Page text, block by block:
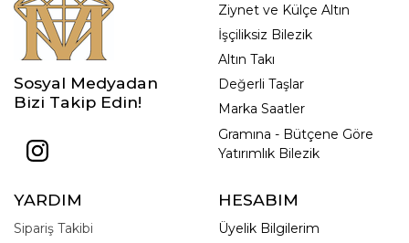
Sosyal Medyadan
Bizi Takip Edin!
Ziynet ve Külçe Altın
İşçiliksiz Bilezik
Altın Takı
Değerli Taşlar
Marka Saatler
Gramına - Bütçene Göre
Yatırımlık Bilezik
YARDIM
Sipariş Takibi
HESABIM
Üyelik Bilgilerim